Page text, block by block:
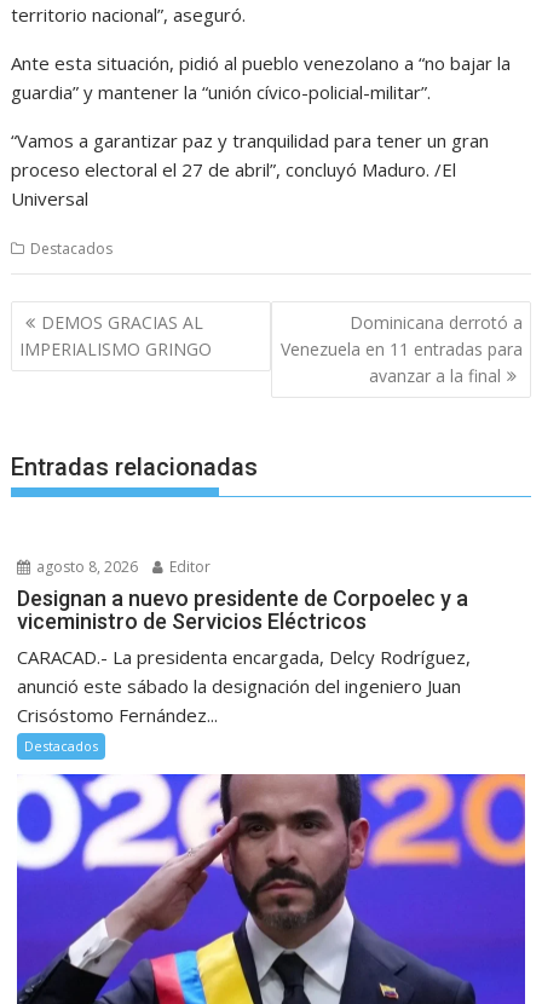
territorio nacional”, aseguró.
Ante esta situación, pidió al pueblo venezolano a “no bajar la
guardia” y mantener la “unión cívico-policial-militar”.
“Vamos a garantizar paz y tranquilidad para tener un gran
proceso electoral el 27 de abril”, concluyó Maduro. /El
Universal
Destacados
Navegación
de
entradas
DEMOS GRACIAS AL
IMPERIALISMO GRINGO
Dominicana derrotó a
Venezuela en 11 entradas para
avanzar a la final
Entradas relacionadas
agosto 8, 2026 Editor
Designan a nuevo presidente de Corpoelec y a
viceministro de Servicios Eléctricos
CARACAD.- La presidenta encargada, Delcy Rodríguez,
anunció este sábado la designación del ingeniero Juan
Crisóstomo Fernández...
Destacados